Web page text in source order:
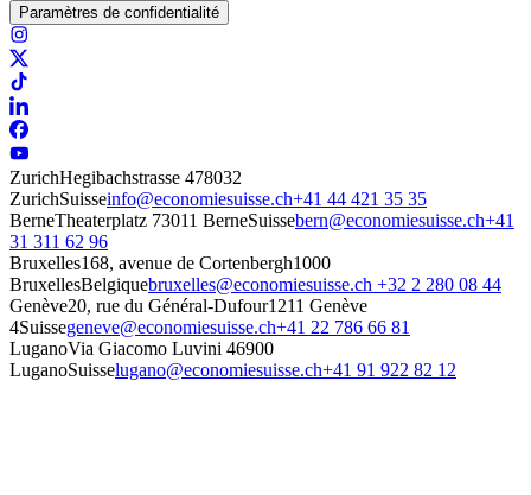
Paramètres de confidentialité
ZurichHegibachstrasse 478032
ZurichSuisseinfo@economiesuisse.ch+41 44 421 35 35
BerneTheaterplatz 73011 BerneSuissebern@economiesuisse.ch+41
31 311 62 96
Bruxelles168, avenue de Cortenbergh1000
BruxellesBelgiquebruxelles@economiesuisse.ch +32 2 280 08 44
Genève20, rue du Général-Dufour1211 Genève
4Suissegeneve@economiesuisse.ch+41 22 786 66 81
LuganoVia Giacomo Luvini 46900
LuganoSuisselugano@economiesuisse.ch+41 91 922 82 12